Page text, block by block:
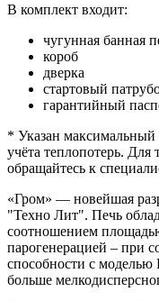
В комплект входит:
чугунная банная
короб
дверка
стартовый
гарантийный
* Указан максимальный
учёта теплопотерь. Для
обращайтесь к
«Гром» — новейшая
"Техно Лит". Печь
соотношением
парогенерацией – при
способности с моделью
больше